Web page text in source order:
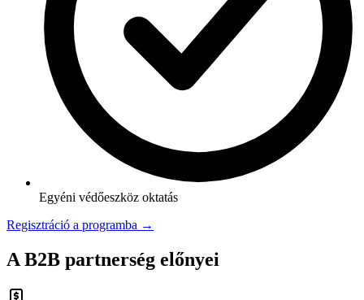
Egyéni védőeszköz oktatás
Regisztráció a programba →
A B2B partnerség előnyei